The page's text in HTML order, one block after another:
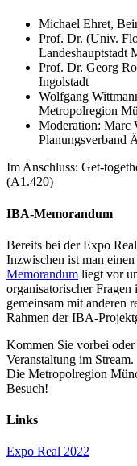
Michael Ehret,
Prof. Dr. (Univ.
Landeshauptstadt
Prof. Dr. Georg
Ingolstadt
Wolfgang
Metropolregion
Moderation: Marc
Planungsverband
Im Anschluss: Get-
(A1.420)
IBA-Memorandum
Bereits bei der Expo
Inzwischen ist man
Memorandum liegt vor
organisatorischer
gemeinsam mit anderen
Rahmen der IBA-
Kommen Sie vorbei
Veranstaltung im Stream.
Die Metropolregion
Besuch!
Links
Expo Real 2022